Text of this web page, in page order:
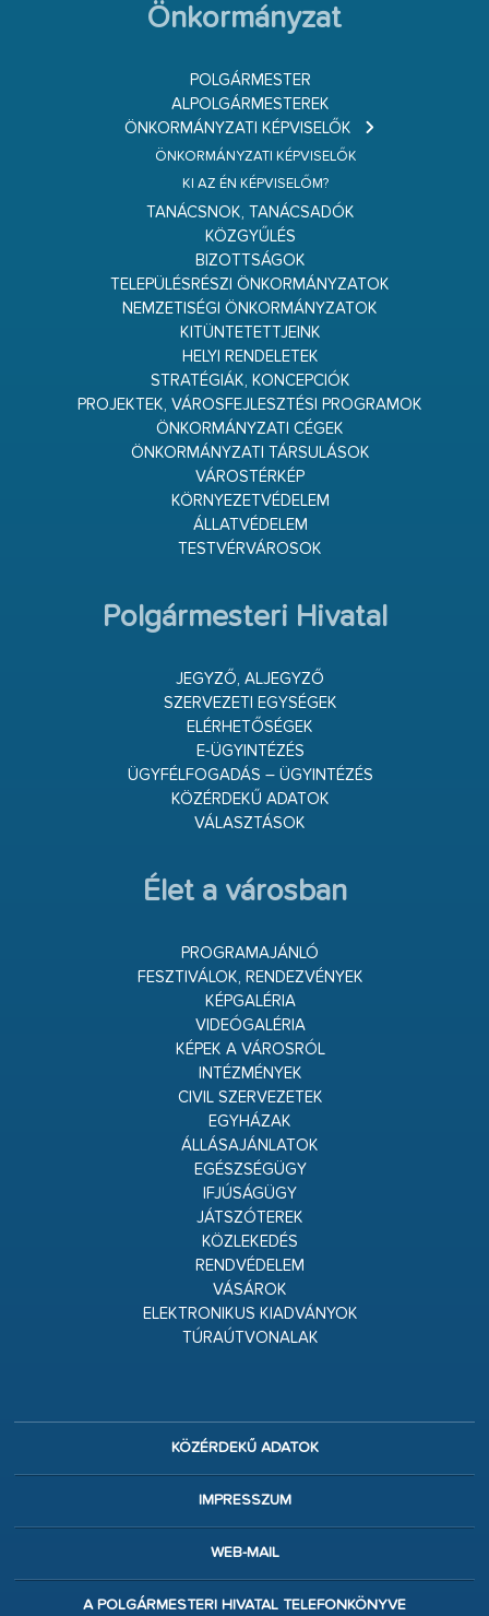
Önkormányzat
POLGÁRMESTER
ALPOLGÁRMESTEREK
ÖNKORMÁNYZATI KÉPVISELŐK
ÖNKORMÁNYZATI KÉPVISELŐK
KI AZ ÉN KÉPVISELŐM?
TANÁCSNOK, TANÁCSADÓK
KÖZGYŰLÉS
BIZOTTSÁGOK
TELEPÜLÉSRÉSZI ÖNKORMÁNYZATOK
NEMZETISÉGI ÖNKORMÁNYZATOK
KITÜNTETETTJEINK
HELYI RENDELETEK
STRATÉGIÁK, KONCEPCIÓK
PROJEKTEK, VÁROSFEJLESZTÉSI PROGRAMOK
ÖNKORMÁNYZATI CÉGEK
ÖNKORMÁNYZATI TÁRSULÁSOK
VÁROSTÉRKÉP
KÖRNYEZETVÉDELEM
ÁLLATVÉDELEM
TESTVÉRVÁROSOK
Polgármesteri Hivatal
JEGYZŐ, ALJEGYZŐ
SZERVEZETI EGYSÉGEK
ELÉRHETŐSÉGEK
E-ÜGYINTÉZÉS
ÜGYFÉLFOGADÁS – ÜGYINTÉZÉS
KÖZÉRDEKŰ ADATOK
VÁLASZTÁSOK
Élet a városban
PROGRAMAJÁNLÓ
FESZTIVÁLOK, RENDEZVÉNYEK
KÉPGALÉRIA
VIDEÓGALÉRIA
KÉPEK A VÁROSRÓL
INTÉZMÉNYEK
CIVIL SZERVEZETEK
EGYHÁZAK
ÁLLÁSAJÁNLATOK
EGÉSZSÉGÜGY
IFJÚSÁGÜGY
JÁTSZÓTEREK
KÖZLEKEDÉS
RENDVÉDELEM
VÁSÁROK
ELEKTRONIKUS KIADVÁNYOK
TÚRAÚTVONALAK
KÖZÉRDEKŰ ADATOK
IMPRESSZUM
WEB-MAIL
A POLGÁRMESTERI HIVATAL TELEFONKÖNYVE